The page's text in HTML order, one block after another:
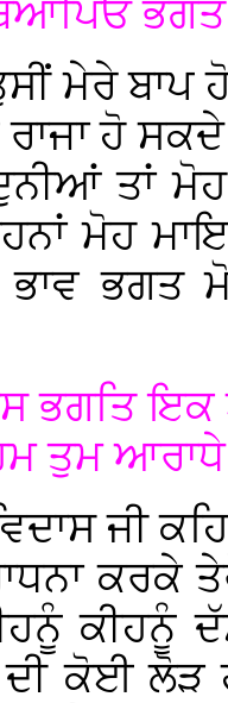
ਭਗਤ
ਮੇਰੇ ਬਾਪ
ਹੋ ਸਕਦੇ
ਤਾਂ
ਮੋਹ
ਭਾਵ ਭਗਤ
ਭਗਤਿ
ਹਮ ਤੁਮ
ਜੀ
ਕਰਕੇ
ਕੀਹਨੂੰ
ਕੋਈ ਲੋੜ